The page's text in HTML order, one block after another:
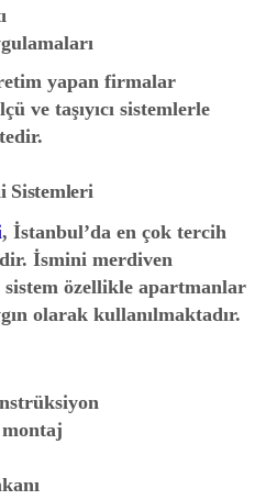
yapan firmalar
ve taşıyıcı sistemlerle
Sistemleri
, İstanbul’da en çok tercih
İsmini merdiven
özellikle apartmanlar
olarak kullanılmaktadır.
montaj